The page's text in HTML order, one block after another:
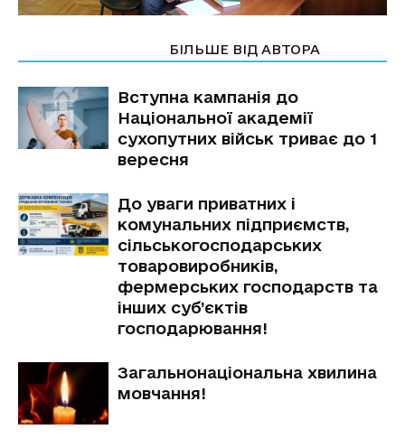
БІЛЬШЕ ВІД АВТОРА
Вступна кампанія до
Національної академії
сухопутних військ триває до 1
вересня
До уваги приватних і
комунальних підприємств,
сільськогосподарських
товаровиробників,
фермерських господарств та
інших суб’єктів
господарювання!
Загальнонаціональна хвилина
мовчання!